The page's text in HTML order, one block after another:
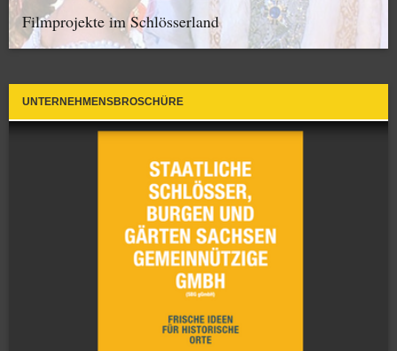
Filmprojekte im Schlösserland
UNTERNEHMENSBROSCHÜRE